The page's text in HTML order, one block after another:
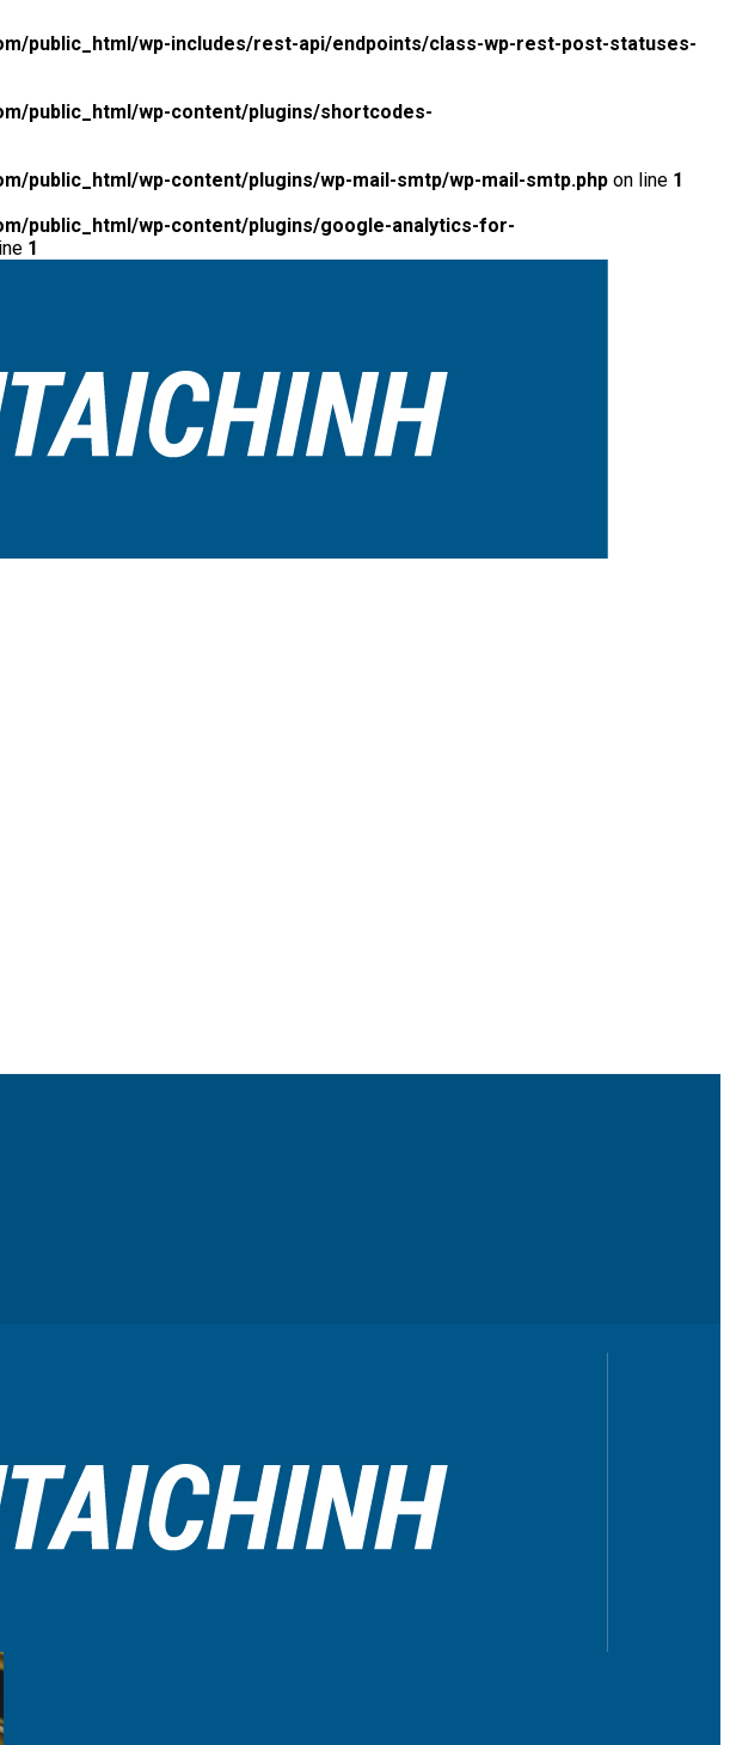
public_html/wp-includes/rest-api/endpoints/class-wp-rest-post-statuses-
public_html/wp-content/plugins/shortcodes-
public_html/wp-content/plugins/wp-mail-smtp/wp-mail-smtp.php on line 1
public_html/wp-content/plugins/google-analytics-for-
1